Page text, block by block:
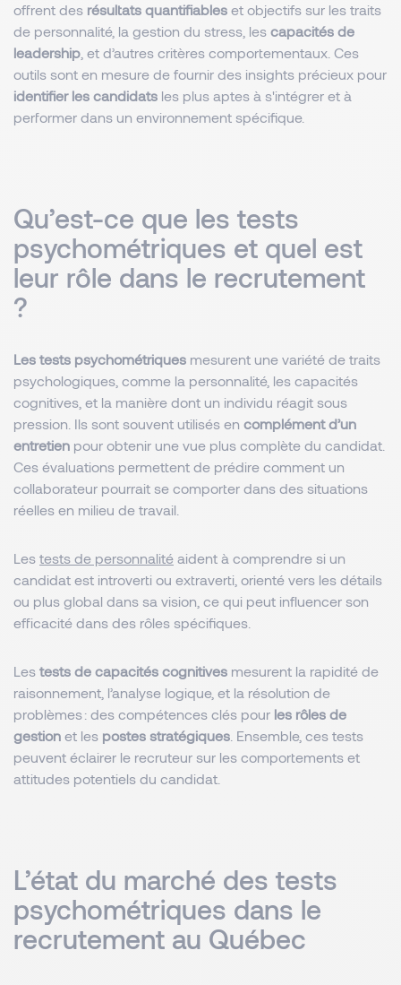
offrent des résultats quantifiables et objectifs sur les traits
de personnalité, la gestion du stress, les capacités de
leadership , et d’autres critères comportementaux. Ces
outils sont en mesure de fournir des insights précieux pour
identifier les candidats les plus aptes à s'intégrer et à
performer dans un environnement spécifique.
Qu’est-ce que les tests
psychométriques et quel est
leur rôle dans le recrutement
?
Les tests psychométriques mesurent une variété de traits
psychologiques, comme la personnalité, les capacités
cognitives, et la manière dont un individu réagit sous
pression. Ils sont souvent utilisés en complément d’un
entretien pour obtenir une vue plus complète du candidat.
Ces évaluations permettent de prédire comment un
collaborateur pourrait se comporter dans des situations
réelles en milieu de travail.
Les tests de personnalité aident à comprendre si un
candidat est introverti ou extraverti, orienté vers les détails
ou plus global dans sa vision, ce qui peut influencer son
efficacité dans des rôles spécifiques.
Les tests de capacités cognitives mesurent la rapidité de
raisonnement, l’analyse logique, et la résolution de
problèmes : des compétences clés pour les rôles de
gestion et les postes stratégiques . Ensemble, ces tests
peuvent éclairer le recruteur sur les comportements et
attitudes potentiels du candidat.
L’état du marché des tests
psychométriques dans le
recrutement au Québec